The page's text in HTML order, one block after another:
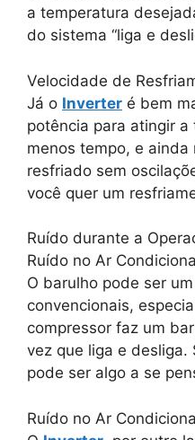
a temperatura
do sistema “liga e
Velocidade de
Já o Inverter é bem
potência para atingir
menos tempo, e
resfriado sem
você quer um
Ruído durante a
Ruído no Ar
O barulho pode ser
convencionais,
compressor faz um
vez que liga e desliga.
pode ser algo a se
Ruído no Ar